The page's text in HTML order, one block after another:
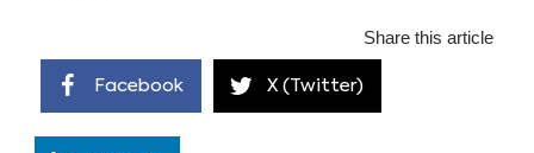
Share this article
Facebook X (Twitter)